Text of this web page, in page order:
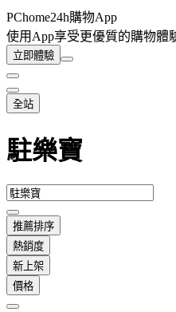
PChome24h購物App
使用App享受更優質的購物體
立即體驗
全站
駐樂寶
推薦排序
熱銷度
新上架
價格